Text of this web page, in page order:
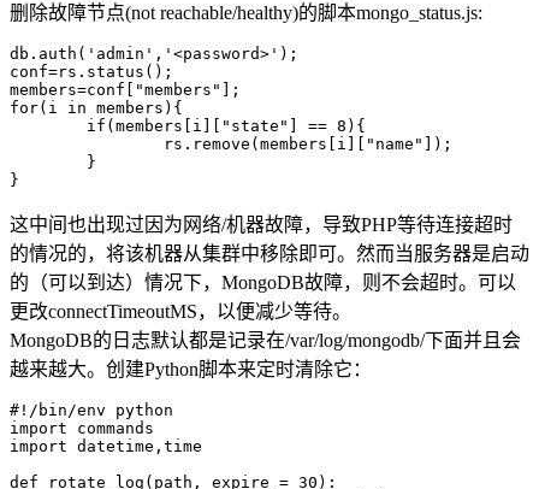
删除故障节点(not reachable/healthy)的脚本mongo_status.js:
db.auth('admin','<password>');
conf=rs.status();
members=conf["members"];
for(i in members){
这中间也出现过因为网络/机器故障，导致PHP等待连接超时
的情况的，将该机器从集群中移除即可。然而当服务器是启动
的（可以到达）情况下，MongoDB故障，则不会超时。可以
更改connectTimeoutMS，以便减少等待。
MongoDB的日志默认都是记录在/var/log/mongodb/下面并且会
越来越大。创建Python脚本来定时清除它：
#!/bin/env python
import commands
import datetime,time
def rotate_log(path, expire = 30):